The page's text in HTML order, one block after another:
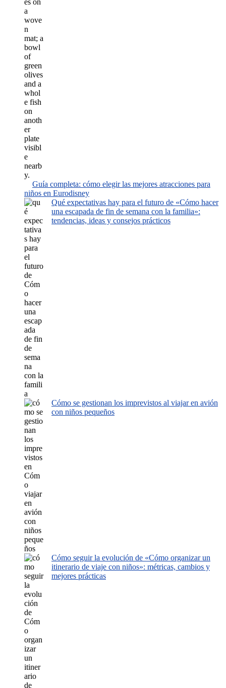
Guía completa: cómo elegir las mejores atracciones para
niños en Eurodisney
Qué expectativas hay para el futuro de «Cómo hacer
una escapada de fin de semana con la familia»:
tendencias, ideas y consejos prácticos
Cómo se gestionan los imprevistos al viajar en avión
con niños pequeños
Cómo seguir la evolución de «Cómo organizar un
itinerario de viaje con niños»: métricas, cambios y
mejores prácticas